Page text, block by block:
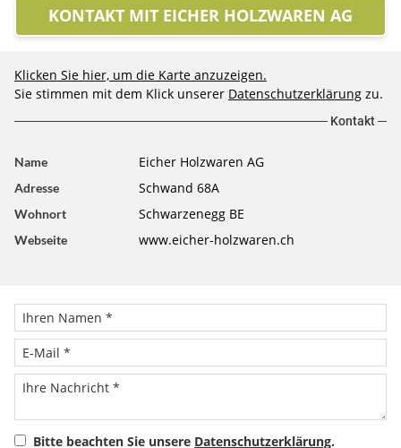
KONTAKT MIT EICHER HOLZWAREN AG
Klicken Sie hier, um die Karte anzuzeigen.
Sie stimmen mit dem Klick unserer Datenschutzerklärung zu.
Kontakt
Name Eicher Holzwaren AG
Adresse Schwand 68A
Wohnort Schwarzenegg BE
Webseite www.eicher-holzwaren.ch
Bitte beachten Sie unsere Datenschutzerklärung.